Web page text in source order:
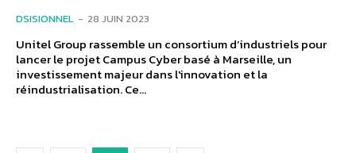
DSISIONNEL - 28 JUIN 2023
Unitel Group rassemble un consortium d’industriels pour
lancer le projet Campus Cyber basé à Marseille, un
investissement majeur dans l'innovation et la
réindustrialisation. Ce...